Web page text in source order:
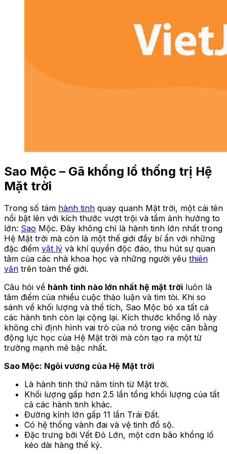
Sao Mộc – Gã khổng lồ thống trị Hệ
Mặt trời
Trong số tám hành tinh quay quanh Mặt trời, một cái tên
nổi bật lên với kích thước vượt trội và tầm ảnh hưởng to
lớn: Sao Mộc. Đây không chỉ là hành tinh lớn nhất trong
Hệ Mặt trời mà còn là một thế giới đầy bí ẩn với những
đặc điểm vật lý và khí quyển độc đáo, thu hút sự quan
tâm của các nhà khoa học và những người yêu thiên
văn trên toàn thế giới.
Câu hỏi về hành tinh nào lớn nhất hệ mặt trời luôn là
tâm điểm của nhiều cuộc thảo luận và tìm tòi. Khi so
sánh về khối lượng và thể tích, Sao Mộc bỏ xa tất cả
các hành tinh còn lại cộng lại. Kích thước khổng lồ này
không chỉ định hình vai trò của nó trong việc cân bằng
động lực học của Hệ Mặt trời mà còn tạo ra một từ
trường mạnh mẽ bậc nhất.
Sao Mộc: Ngôi vương của Hệ Mặt trời
Là hành tinh thứ năm tính từ Mặt trời.
Khối lượng gấp hơn 2.5 lần tổng khối lượng của tất
cả các hành tinh khác.
Đường kính lớn gấp 11 lần Trái Đất.
Có hệ thống vành đai và vệ tinh đồ sộ.
Đặc trưng bởi Vết Đỏ Lớn, một cơn bão khổng lồ
kéo dài hàng thế kỷ.